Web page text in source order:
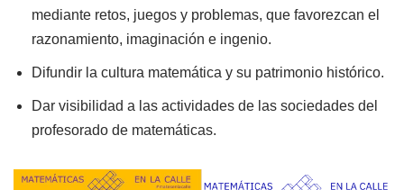
mediante retos, juegos y problemas, que favorezcan el
razonamiento, imaginación e ingenio.
Difundir la cultura matemática y su patrimonio histórico.
Dar visibilidad a las actividades de las sociedades del
profesorado de matemáticas.